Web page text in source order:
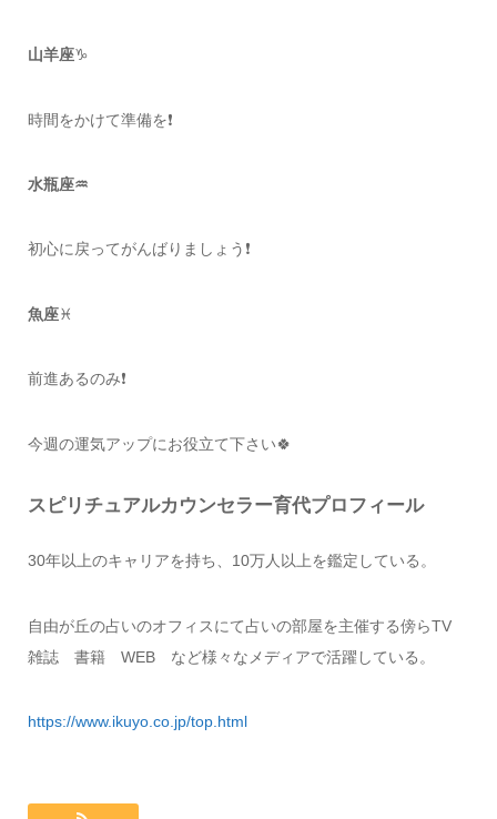
山羊座♑️
時間をかけて準備を❗️
水瓶座♒️
初心に戻ってがんばりましょう❗️
魚座♓️
前進あるのみ❗️
今週の運気アップにお役立て下さい🍀
スピリチュアルカウンセラー育代プロフィール
30年以上のキャリアを持ち、10万人以上を鑑定している。
自由が丘の占いのオフィスにて占いの部屋を主催する傍らTV
雑誌 書籍 WEB など様々なメディアで活躍している。
https://www.ikuyo.co.jp/top.html